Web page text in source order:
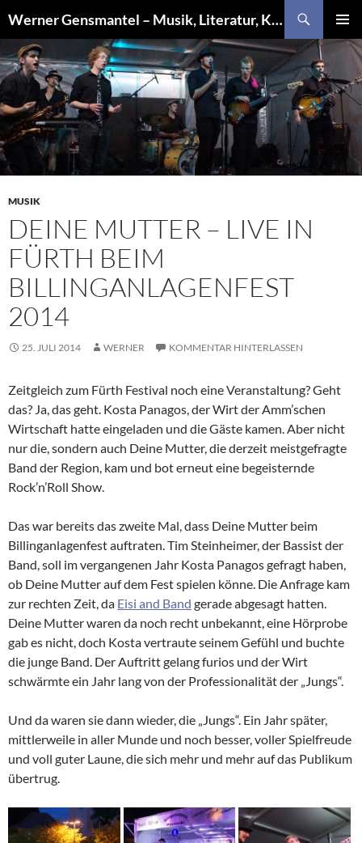
Inhalt
springen
Werner Gensmantel – Musik, Literatur, Kunst
MENÜ
MUSIK
DEINE MUTTER – LIVE IN
FÜRTH BEIM
BILLINGANLAGENFEST
2014
25. JULI 2014 WERNER KOMMENTAR HINTERLASSEN
Zeitgleich zum Fürth Festival noch eine Veranstaltung? Geht
das? Ja, das geht. Kosta Panagos, der Wirt der Amm’schen
Wirtschaft hatte eingeladen und die Gäste kamen. Aber nicht
nur die, sondern auch Deine Mutter, die derzeit meistgefragte
Band der Region, kam und bot erneut eine begeisternde
Rock’n’Roll Show.
Das war bereits das zweite Mal, dass Deine Mutter beim
Billinganlagenfest auftraten. Tim Steinheimer, der Bassist der
Band, soll im vergangenen Jahr Kosta Panagos gefragt haben,
ob Deine Mutter auf dem Fest spielen könne. Die Anfrage kam
zur rechten Zeit, da Eisi and Band gerade abgesagt hatten.
Deine Mutter waren da noch recht unbekannt, eine Hörprobe
gab es nicht, doch Kosta vertraute seinem Gefühl und buchte
die junge Band. Der Auftritt gelang furios und der Wirt
schwärmte ein Jahr lang von der Professionalität der „Jungs“.
Und da waren sie dann wieder, die „Jungs“. Ein Jahr später,
mittlerweile in aller Munde und noch besser, voller Spielfreude
und voll guter Laune, die sich mehr und mehr auf das Publikum
übertrug.